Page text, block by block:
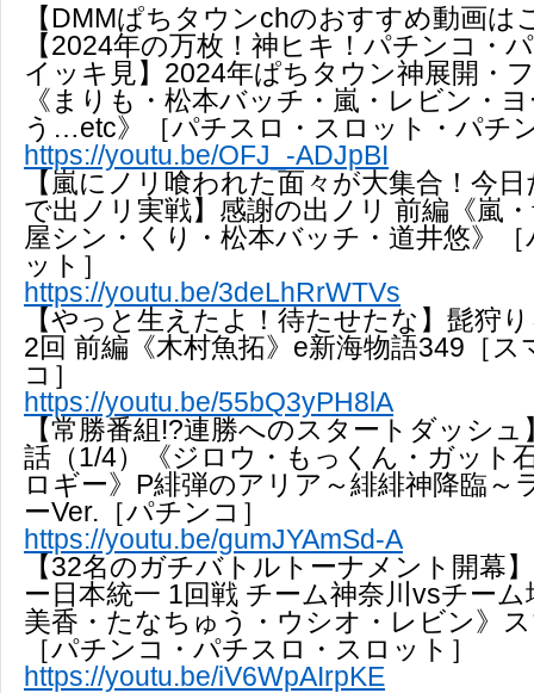
【DMMぱちタウンchのおすすめ動画は
【2024年の万枚！神ヒキ！パチンコ・
イッキ見】2024年ぱちタウン神展開・
《まりも・松本バッチ・嵐・レビン・
う…etc》［パチスロ・スロット・パチ
https://youtu.be/OFJ_-ADJpBI
【嵐にノリ喰われた面々が大集合！今
で出ノリ実戦】感謝の出ノリ 前編《嵐
屋シン・くり・松本バッチ・道井悠》
ット］
https://youtu.be/3deLhRrWTVs
【やっと生えたよ！待たせたな】髭狩
2回 前編《木村魚拓》e新海物語349［
コ］
https://youtu.be/55bQ3yPH8lA
【常勝番組!?連勝へのスタートダッシュ
話（1/4）《ジロウ・もっくん・ガット
ロギー》P緋弾のアリア～緋緋神降臨～
ーVer.［パチンコ］
https://youtu.be/gumJYAmSd-A
【32名のガチバトルトーナメント開幕
ー日本統一 1回戦 チーム神奈川vsチー
美香・たなちゅう・ウシオ・レビン》
［パチンコ・パチスロ・スロット］
https://youtu.be/iV6WpAIrpKE